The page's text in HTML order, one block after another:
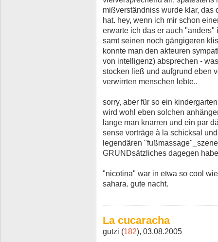
mißverständniss wurde klar, das
hat. hey, wenn ich mir schon
erwarte ich das er auch
samt seinen noch gängigeren
konnte man den akteuren
von intelligenz) absprechen -
stocken ließ und aufgrund eben
verwirrten menschen lebte..
sorry, aber für so ein
wird wohl eben solchen
lange man knarren und ein par
sense vorträge à la schicksal
legendären
GRUNDsätzliches dagegen
"nicotina" war in etwa so cool
sahara. gute nacht.
La cucaracha
gutzi (182), 03.08.2005